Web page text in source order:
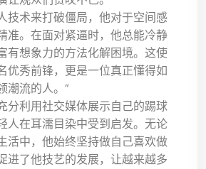
技术来打破僵局，他对于空间感
准。在面对紧逼时，他总能冷静
有想象力的方法化解困境。这使
优秀前锋，更是一位真正懂得如
潮流的人。”
分利用社交媒体展示自己的踢球
人在耳濡目染中受到启发。无论
活中，他始终坚持做自己喜欢做
进了他技艺的发展，让越来越多